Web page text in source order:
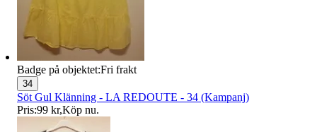
Badge på objektet:Fri frakt
34
Söt Gul Klänning - LA REDOUTE - 34 (Kampanj)
Pris:99 kr,Köp nu.